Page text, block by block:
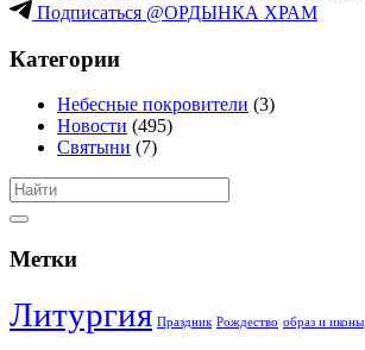
Подписаться @ОРДЫНКА ХРАМ
Категории
Небесные покровители (3)
Новости (495)
Святыни (7)
Метки
Литургия Праздник Рождество образ и иконы